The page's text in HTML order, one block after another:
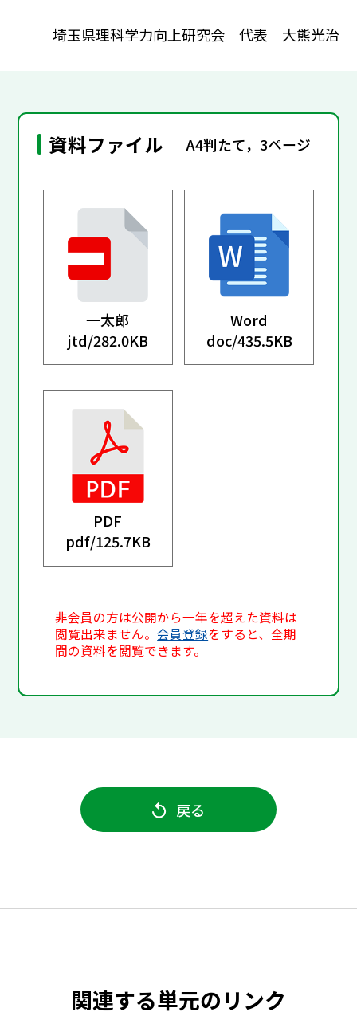
埼玉県理科学力向上研究会 代表 大熊光治
資料ファイル A4判たて，3ページ
一太郎
jtd/282.0KB
Word
doc/435.5KB
PDF
pdf/125.7KB
非会員の方は公開から一年を超えた資料は
閲覧出来ません。会員登録をすると、全期
間の資料を閲覧できます。
戻る
関連する単元のリンク